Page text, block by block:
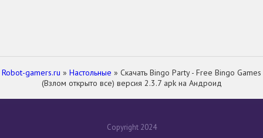
Robot-gamers.ru » Настольные » Скачать Bingo Party - Free Bingo Games
(Взлом открыто все) версия 2.3.7 apk на Андроид
Copyright 2024